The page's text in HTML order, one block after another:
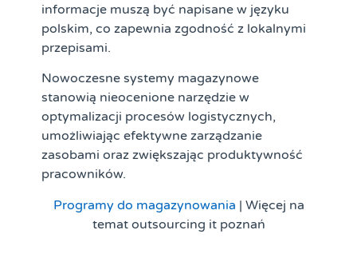
informacje muszą być napisane w języku
polskim, co zapewnia zgodność z lokalnymi
przepisami.
Nowoczesne systemy magazynowe
stanowią nieocenione narzędzie w
optymalizacji procesów logistycznych,
umożliwiając efektywne zarządzanie
zasobami oraz zwiększając produktywność
pracowników.
Programy do magazynowania | Więcej na
temat outsourcing it poznań